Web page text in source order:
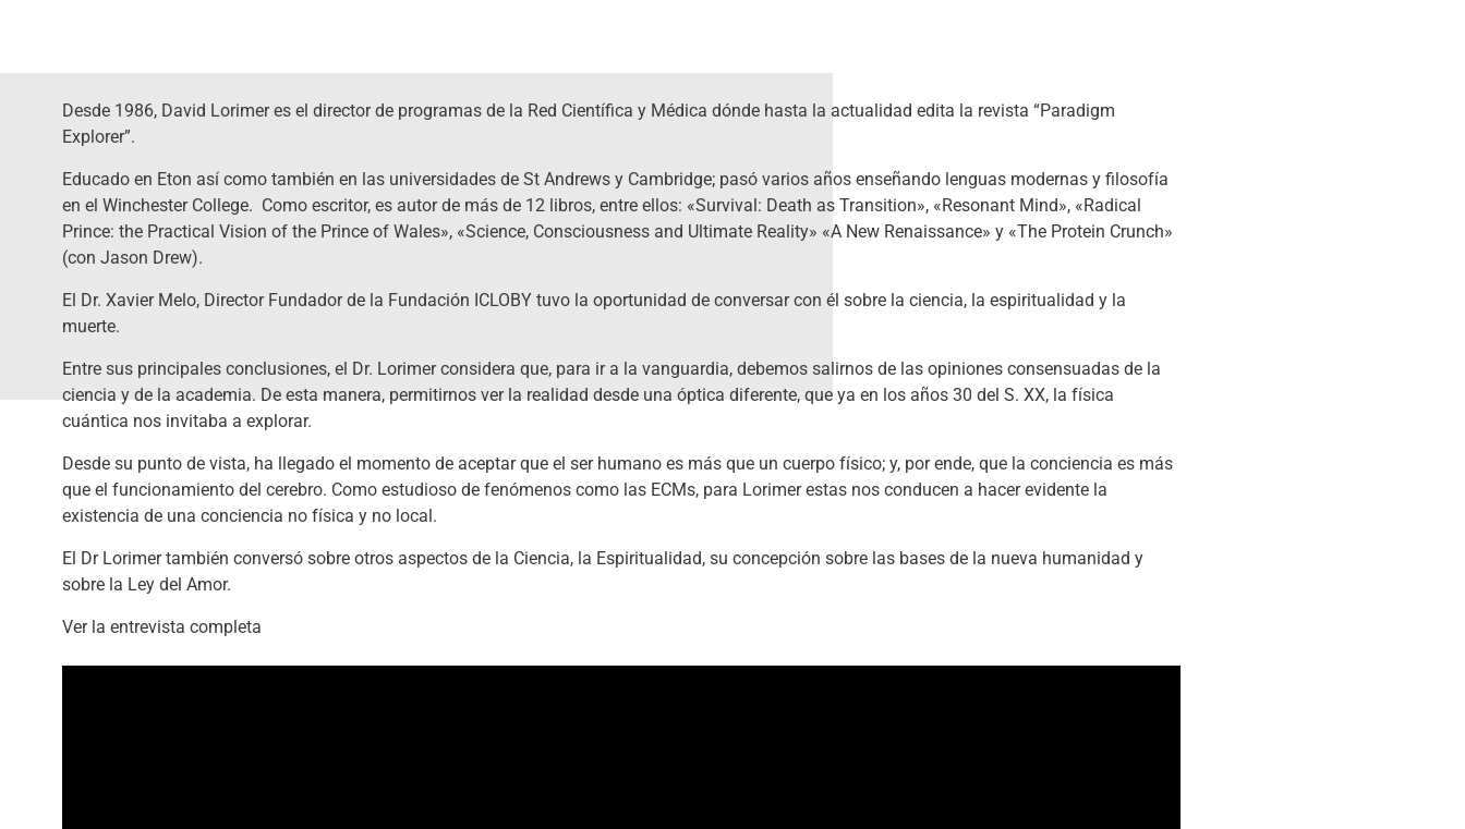
Desde 1986, David Lorimer es el director de programas de la Red Científica y Médica dónde hasta la actualidad edita la revista “Paradigm
Explorer”.
Educado en Eton así como también en las universidades de St Andrews y Cambridge; pasó varios años enseñando lenguas modernas y filosofía
en el Winchester College. Como escritor, es autor de más de 12 libros, entre ellos: «Survival: Death as Transition», «Resonant Mind», «Radical
Prince: the Practical Vision of the Prince of Wales», «Science, Consciousness and Ultimate Reality» «A New Renaissance» y «The Protein Crunch»
(con Jason Drew).
El Dr. Xavier Melo, Director Fundador de la Fundación ICLOBY tuvo la oportunidad de conversar con él sobre la ciencia, la espiritualidad y la
muerte.
Entre sus principales conclusiones, el Dr. Lorimer considera que, para ir a la vanguardia, debemos salirnos de las opiniones consensuadas de la
ciencia y de la academia. De esta manera, permitirnos ver la realidad desde una óptica diferente, que ya en los años 30 del S. XX, la física
cuántica nos invitaba a explorar.
Desde su punto de vista, ha llegado el momento de aceptar que el ser humano es más que un cuerpo físico; y, por ende, que la conciencia es más
que el funcionamiento del cerebro. Como estudioso de fenómenos como las ECMs, para Lorimer estas nos conducen a hacer evidente la
existencia de una conciencia no física y no local.
El Dr Lorimer también conversó sobre otros aspectos de la Ciencia, la Espiritualidad, su concepción sobre las bases de la nueva humanidad y
sobre la Ley del Amor.
Ver la entrevista completa